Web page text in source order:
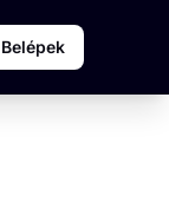
Belépek